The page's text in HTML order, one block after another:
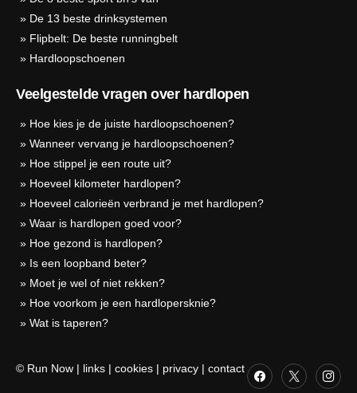
» De 13 beste drinksystemen
» Flipbelt: De beste runningbelt
» Hardloopschoenen
Veelgestelde vragen over hardlopen
» Hoe kies je de juiste hardloopschoenen?
» Wanneer vervang je hardloopschoenen?
» Hoe stippel je een route uit?
» Hoeveel kilometer hardlopen?
» Hoeveel calorieën verbrand je met hardlopen?
» Waar is hardlopen goed voor?
» Hoe gezond is hardlopen?
» Is een loopband beter?
» Moet je wel of niet rekken?
» Hoe voorkom je een hardlopersknie?
» Wat is taperen?
© Run Now | links | cookies | privacy | contact